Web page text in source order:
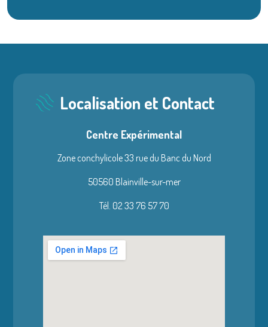
Localisation et Contact
Centre Expérimental
Zone conchylicole 33 rue du Banc du Nord
50560 Blainville-sur-mer
Tél. 02 33 76 57 70